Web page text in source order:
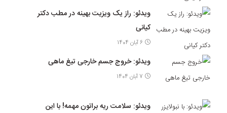
ویدئو: راز یک ویزیت بهینه در مطب دکتر
کیانی
6 آبان 1404
ویدئو: خروج جسم خارجی تیغ ماهی
7 آبان 1404
ویدئو: سلامت ریه براتون مهمه! با این